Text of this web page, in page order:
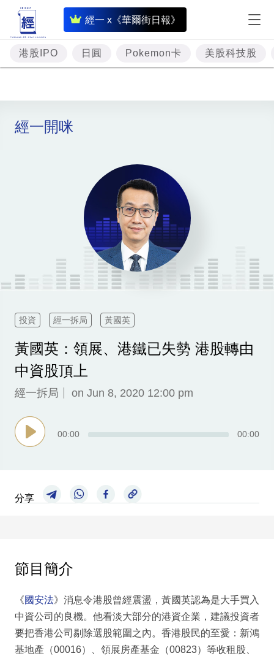
經一 x《華爾街日報》
即
時
財
經
理
財
科
場
生
活
事
訂
港股IPO 日圓 Pokemon卡 美股科技股
經一開咪
投資 經一拆局 黃國英
黃國英：領展、港鐵已失勢 港股轉由
中資股頂上
經一拆局 on Jun 8, 2020 12:00 pm
00:00 00:00
分享
節目簡介
《國安法》消息令港股曾經震盪，黃國英認為是大手買入
中資公司的良機。他看淡大部分的港資企業，建議投資者
要把香港公司剔除選股範圍之內。香港股民的至愛：新鴻
基地產（00016）、領展房產基金（00823）等收租股、